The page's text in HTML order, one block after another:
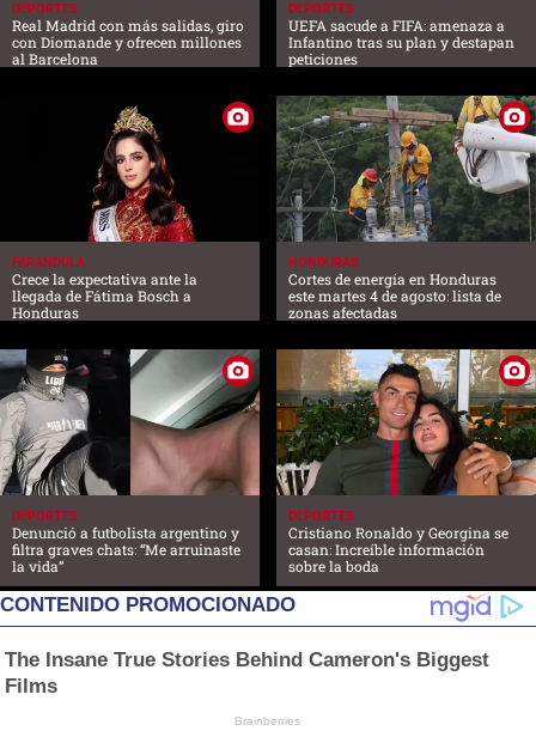
DEPORTES
Real Madrid con más salidas, giro
con Diomande y ofrecen millones
al Barcelona
DEPORTES
UEFA sacude a FIFA: amenaza a
Infantino tras su plan y destapan
peticiones
FARANDULA
Crece la expectativa ante la
llegada de Fátima Bosch a
Honduras
HONDURAS
Cortes de energía en Honduras
este martes 4 de agosto: lista de
zonas afectadas
DEPORTES
Denunció a futbolista argentino y
filtra graves chats: “Me arruinaste
la vida”
DEPORTES
Cristiano Ronaldo y Georgina se
casan: Increíble información
sobre la boda
CONTENIDO PROMOCIONADO
The Insane True Stories Behind Cameron's Biggest
Films
Brainberries